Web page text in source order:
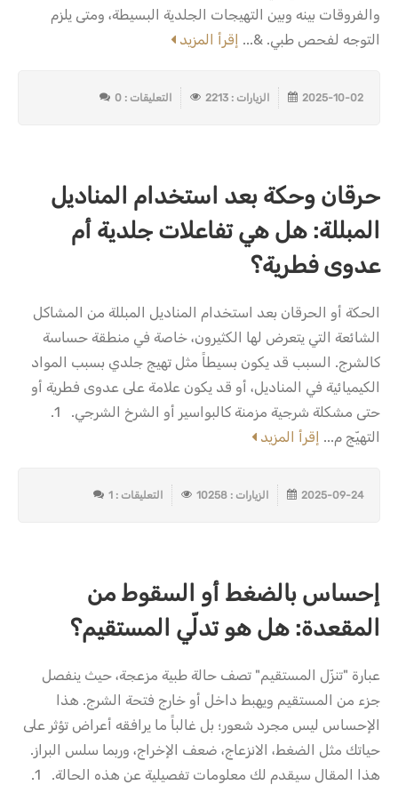
والفروقات بينه وبين التهيجات الجلدية البسيطة، ومتى يلزم
التوجه لفحص طبي. &... إقرأ المزيد
2025-10-02 الزيارات : 2213 التعليقات : 0
حرقان وحكة بعد استخدام المناديل
المبللة: هل هي تفاعلات جلدية أم
عدوى فطرية؟
الحكة أو الحرقان بعد استخدام المناديل المبللة من المشاكل
الشائعة التي يتعرض لها الكثيرون، خاصة في منطقة حساسة
كالشرج. السبب قد يكون بسيطاً مثل تهيج جلدي بسبب المواد
الكيميائية في المناديل، أو قد يكون علامة على عدوى فطرية أو
حتى مشكلة شرجية مزمنة كالبواسير أو الشرخ الشرجي. 1.
التهيّج م... إقرأ المزيد
2025-09-24 الزيارات : 10258 التعليقات : 1
إحساس بالضغط أو السقوط من
المقعدة: هل هو تدلّي المستقيم؟
عبارة "تنزّل المستقيم" تصف حالة طبية مزعجة، حيث ينفصل
جزء من المستقيم ويهبط داخل أو خارج فتحة الشرج. هذا
الإحساس ليس مجرد شعور؛ بل غالباً ما يرافقه أعراض تؤثر على
حياتك مثل الضغط، الانزعاج، ضعف الإخراج، وربما سلس البراز.
هذا المقال سيقدم لك معلومات تفصيلية عن هذه الحالة. 1.